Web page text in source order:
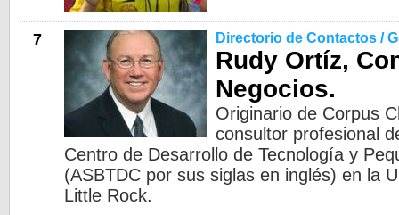
7 Directorio de Contactos /
Rudy Ortíz,
Negocios.
Originario de Corpus
consultor profesional
Centro de Desarrollo de Tecnología y
(ASBTDC por sus siglas en inglés) en la
Little Rock.